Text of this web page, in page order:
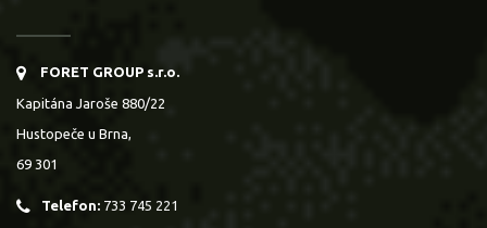
FORET GROUP s.r.o.
Kapitána Jaroše 880/22
Hustopeče u Brna,
69 301
Telefon: 733 745 221